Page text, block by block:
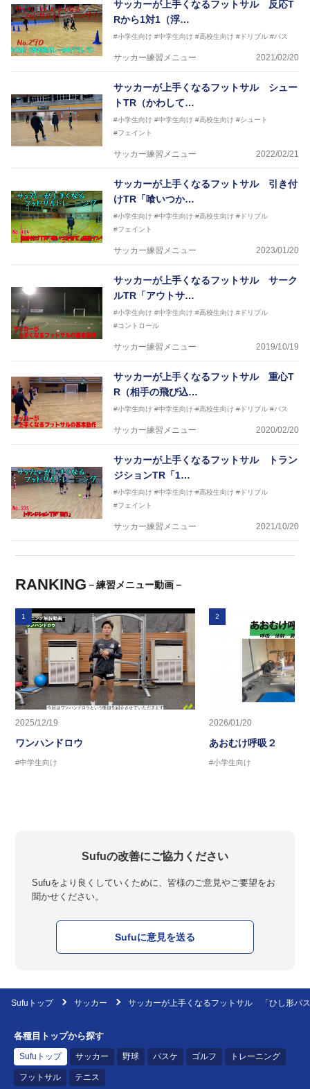
サッカーが上手くなるフットサル 反応T
Rから1対1（浮…
#小学生向け #中学生向け #高校生向け #ドリブル #パス
サッカー練習メニュー 2021/02/20
サッカーが上手くなるフットサル シュー
トTR（かわして…
#小学生向け #中学生向け #高校生向け #シュート
#フェイント
サッカー練習メニュー 2022/02/21
サッカーが上手くなるフットサル 引き付
けTR「喰いつか…
#小学生向け #中学生向け #高校生向け #ドリブル
#フェイント
サッカー練習メニュー 2023/01/20
サッカーが上手くなるフットサル サーク
ルTR「アウトサ…
#小学生向け #中学生向け #高校生向け #ドリブル
#コントロール
サッカー練習メニュー 2019/10/19
サッカーが上手くなるフットサル 重心T
R（相手の飛び込…
#小学生向け #中学生向け #高校生向け #ドリブル #パス
サッカー練習メニュー 2020/02/20
サッカーが上手くなるフットサル トラン
ジションTR「1…
#小学生向け #中学生向け #高校生向け #ドリブル
#フェイント
サッカー練習メニュー 2021/10/20
RANKING －練習メニュー動画－
1
2025/12/19
ワンハンドロウ
#中学生向け
2
2026/01/20
あおむけ呼吸２
#小学生向け
Sufuの改善にご協力ください
Sufuをより良くしていくために、皆様のご意見やご要望をお
聞かせください。
Sufuに意見を送る
Sufuトップ サッカー サッカーが上手くなるフットサル 「ひし形パ
各種目トップから探す
Sufuトップ サッカー 野球 バスケ ゴルフ トレーニング
フットサル テニス